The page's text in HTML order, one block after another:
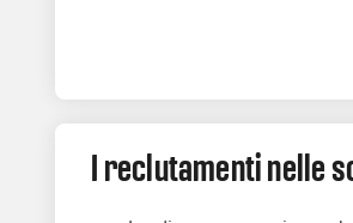
I reclutamenti nelle